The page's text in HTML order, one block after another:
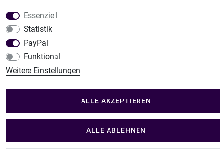
Küchen Zubehör - Haus/Garten - Tierbedarf
Essenziell
Statistik
PayPal
Funktional
Weitere Einstellungen
ALLE AKZEPTIEREN
ALLE ABLEHNEN